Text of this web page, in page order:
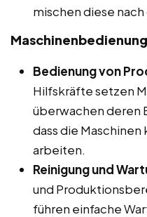
mischen diese
Bedienung von
Hilfskräfte setzen
überwachen deren
dass die
arbeiten.
Reinigung und
und
führen einfache